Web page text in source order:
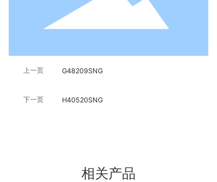
上一页 G48209SNG
下一页 H40520SNG
相关产品